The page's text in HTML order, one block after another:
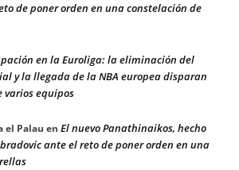
de poner orden en una constelación de
en la Euroliga: la eliminación del
y la llegada de la NBA europea disparan
varios equipos
el Palau en El nuevo Panathinaikos, hecho
ante el reto de poner orden en una